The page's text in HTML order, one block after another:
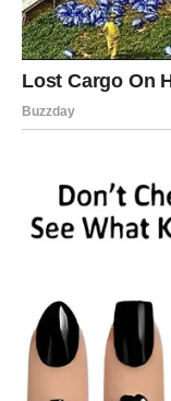
Vaga
Vagama ovaj
slobodne Vage
radost u
Škorpija